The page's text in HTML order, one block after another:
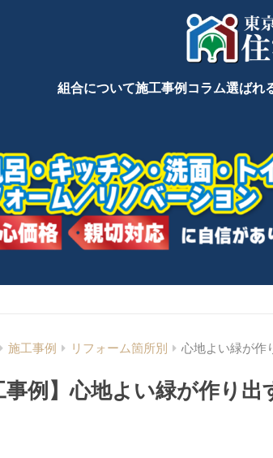
組合について施工事例 コラム選ばれ
施工事例 リフォーム箇所別 心地よい緑が作
事例】心地よい緑が作り